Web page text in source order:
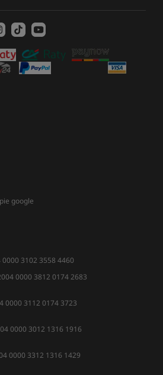
google
0000 3102 3558 4460
0000 3812 0174 2683
0000 3112 0174 3723
0000 3012 1316 1916
0000 3312 1316 1429